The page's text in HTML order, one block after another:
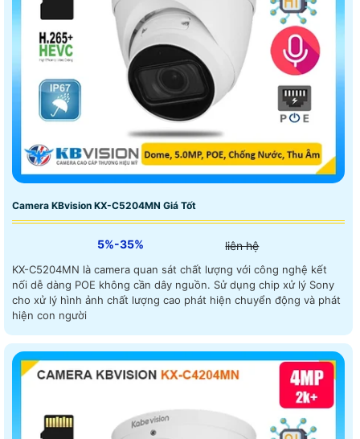
Camera KBvision KX-C5204MN Giá Tốt
5%-35% liên hệ
KX-C5204MN là camera quan sát chất lượng với công nghệ kết
nối dễ dàng POE không cần dây nguồn. Sử dụng chip xử lý Sony
cho xử lý hình ảnh chất lượng cao phát hiện chuyển động và phát
hiện con người